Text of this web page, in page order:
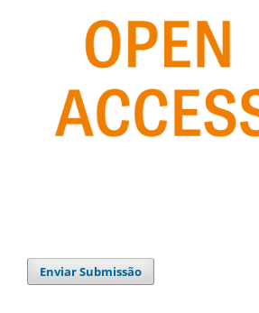
Enviar Submissão